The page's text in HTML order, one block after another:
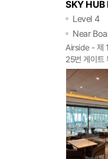
SKY
Level 4
Near
Airside - 제
25번 게이트